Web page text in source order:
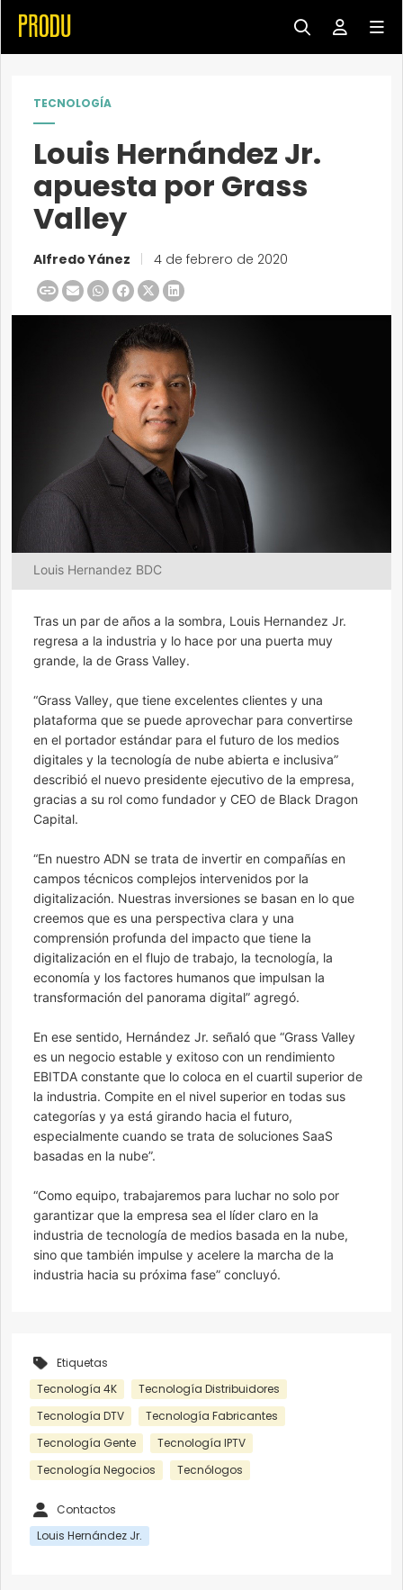
TECNOLOGÍA
Louis Hernández Jr.
apuesta por Grass
Valley
Alfredo Yánez 4 de febrero de 2020
Louis Hernandez BDC
Tras un par de años a la sombra, Louis Hernandez Jr.
regresa a la industria y lo hace por una puerta muy
grande, la de Grass Valley.
“Grass Valley, que tiene excelentes clientes y una
plataforma que se puede aprovechar para convertirse
en el portador estándar para el futuro de los medios
digitales y la tecnología de nube abierta e inclusiva”
describió el nuevo presidente ejecutivo de la empresa,
gracias a su rol como fundador y CEO de Black Dragon
Capital.
“En nuestro ADN se trata de invertir en compañías en
campos técnicos complejos intervenidos por la
digitalización. Nuestras inversiones se basan en lo que
creemos que es una perspectiva clara y una
comprensión profunda del impacto que tiene la
digitalización en el flujo de trabajo, la tecnología, la
economía y los factores humanos que impulsan la
transformación del panorama digital” agregó.
En ese sentido, Hernández Jr. señaló que “Grass Valley
es un negocio estable y exitoso con un rendimiento
EBITDA constante que lo coloca en el cuartil superior de
la industria. Compite en el nivel superior en todas sus
categorías y ya está girando hacia el futuro,
especialmente cuando se trata de soluciones SaaS
basadas en la nube”.
“Como equipo, trabajaremos para luchar no solo por
garantizar que la empresa sea el líder claro en la
industria de tecnología de medios basada en la nube,
sino que también impulse y acelere la marcha de la
industria hacia su próxima fase” concluyó.
Etiquetas
Tecnología 4K
Tecnología Distribuidores
Tecnología DTV
Tecnología Fabricantes
Tecnología Gente
Tecnología IPTV
Tecnología Negocios
Tecnólogos
Contactos
Louis Hernández Jr.